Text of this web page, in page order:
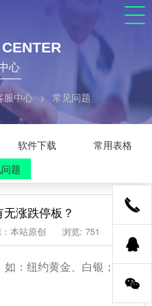
心
服中心 > 常见问题
软件下载
常用表格
题
涨跌停板？
本站原创 浏览: 751
：纽约黄金、白银；伦